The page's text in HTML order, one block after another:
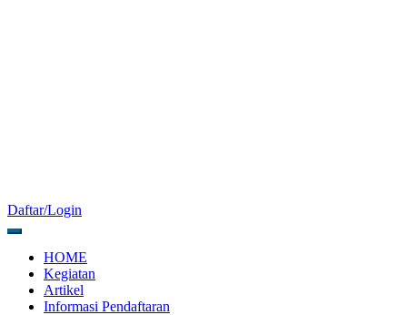
Daftar/Login
HOME
Kegiatan
Artikel
Informasi Pendaftaran